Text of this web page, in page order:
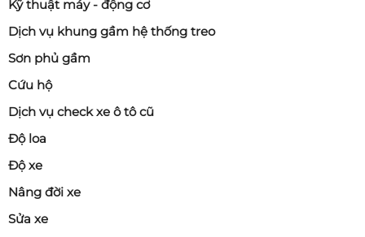
Kỹ thuật máy - động cơ
Dịch vụ khung gầm hệ thống treo
Sơn phủ gầm
Cứu hộ
Dịch vụ check xe ô tô cũ
Độ loa
Độ xe
Nâng đời xe
Sửa xe